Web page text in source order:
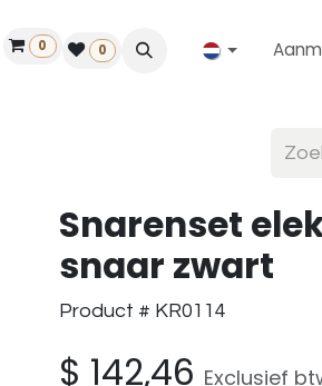
Vind een dealer
0 0
Snarenset
snaar zwart
Product # KR0114
$ 142,46 Exclusief